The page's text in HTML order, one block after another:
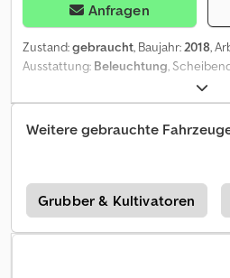
Anfragen
Zustand:gebraucht, Baujahr:2018,
Ausstattung: Beleuchtung,
Hydraulische Klappung, Stützfuß / -rad,
Walze_____Nachlaufeinrichtung
Tiefeneinstellung Wartungsfreie
Scheiben mit
Weitere gebrauchte
Grubber & Kultivatoren